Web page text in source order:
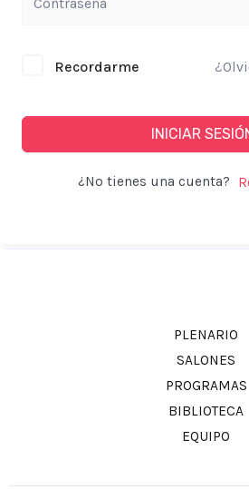
Alternative:
Recordarme
INICIAR
¿No tienes una cuenta?
PLENARIO
SALONES
PROGRAMAS
BIBLIOTECA
EQUIPO